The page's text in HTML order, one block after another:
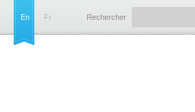
En Fr Rechercher